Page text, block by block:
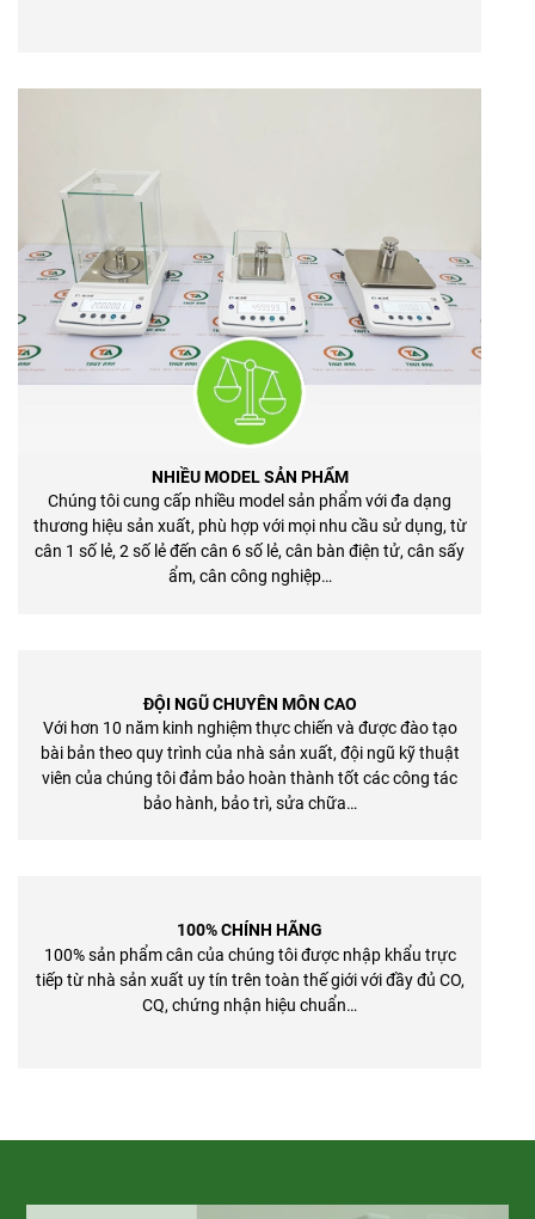
NHIỀU MODEL SẢN PHẨM
Chúng tôi cung cấp nhiều model sản phẩm với đa dạng
thương hiệu sản xuất, phù hợp với mọi nhu cầu sử dụng, từ
cân 1 số lẻ, 2 số lẻ đến cân 6 số lẻ, cân bàn điện tử, cân sấy
ẩm, cân công nghiệp…
ĐỘI NGŨ CHUYÊN MÔN CAO
Với hơn 10 năm kinh nghiệm thực chiến và được đào tạo
bài bản theo quy trình của nhà sản xuất, đội ngũ kỹ thuật
viên của chúng tôi đảm bảo hoàn thành tốt các công tác
bảo hành, bảo trì, sửa chữa…
100% CHÍNH HÃNG
100% sản phẩm cân của chúng tôi được nhập khẩu trực
tiếp từ nhà sản xuất uy tín trên toàn thế giới với đầy đủ CO,
CQ, chứng nhận hiệu chuẩn…